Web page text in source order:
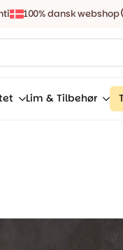
100% dansk webshop
Lim & Tilbehør